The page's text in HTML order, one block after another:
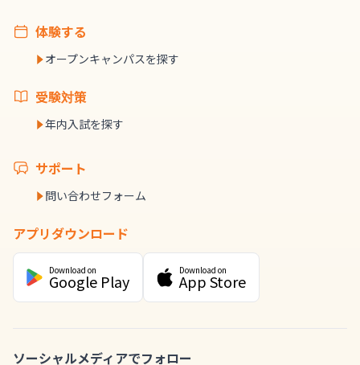
体験する
オープンキャンパスを探す
受験対策
年内入試を探す
サポート
問い合わせフォーム
アプリダウンロード
Download on
Google Play
Download on
App Store
ソーシャルメディアでフォロー